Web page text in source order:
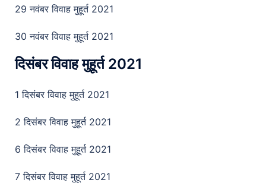
29 नवंबर विवाह मुहूर्त 2021
30 नवंबर विवाह मुहूर्त 2021
दिसंबर विवाह मुहूर्त 2021
1 दिसंबर विवाह मुहूर्त 2021
2 दिसंबर विवाह मुहूर्त 2021
6 दिसंबर विवाह मुहूर्त 2021
7 दिसंबर विवाह मुहूर्त 2021